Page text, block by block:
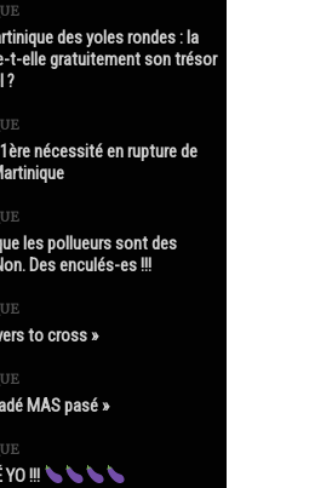
des yoles rondes : la
t-elle gratuitement son trésor
?
nécessité en rupture de
les pollueurs sont des
Des enculés-es !!!
to cross »
MAS pasé »
YO !!!